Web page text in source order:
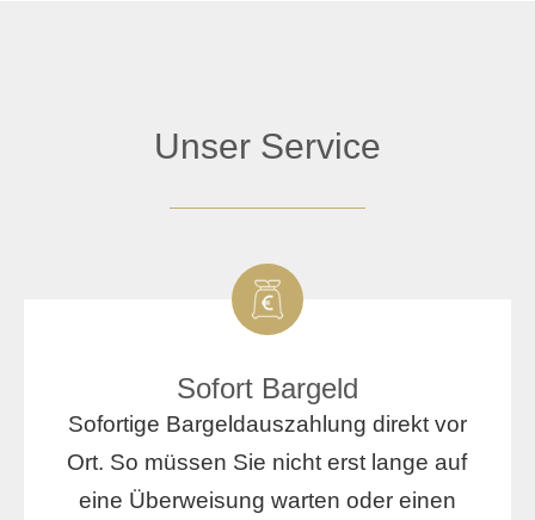
Unser Service
Sofort Bargeld
Sofortige Bargeldauszahlung direkt vor
Ort. So müssen Sie nicht erst lange auf
eine Überweisung warten oder einen